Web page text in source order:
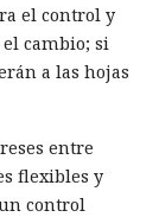
el control y
cambio; si
a las hojas
entre
flexibles y
control